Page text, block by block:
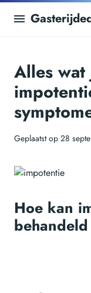
Alles
Geplaatst op 28
Hoe kan